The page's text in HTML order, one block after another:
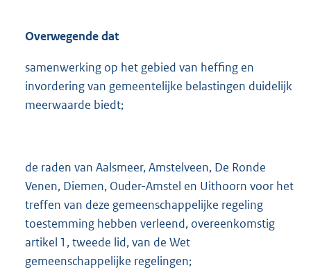
Overwegende dat
samenwerking op het gebied van heffing en
invordering van gemeentelijke belastingen duidelijk
meerwaarde biedt;
de raden van Aalsmeer, Amstelveen, De Ronde
Venen, Diemen, Ouder-Amstel en Uithoorn voor het
treffen van deze gemeenschappelijke regeling
toestemming hebben verleend, overeenkomstig
artikel 1, tweede lid, van de Wet
gemeenschappelijke regelingen;